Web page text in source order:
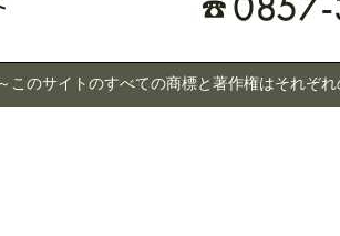
のサイトのすべての商標と著作権はそれぞれ